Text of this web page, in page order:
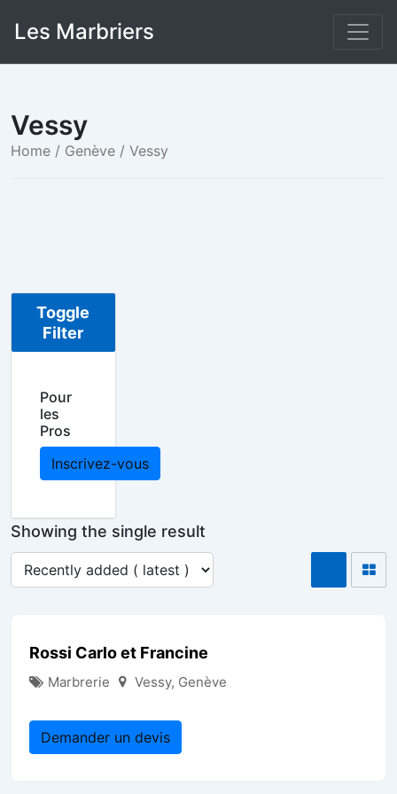
Les Marbriers
Vessy
Home / Genève / Vessy
Showing the single result
Rossi Carlo et Francine
Marbrerie Vessy, Genève
Demander un devis
Toggle
Filter
Pour
les
Pros
Inscrivez-vous